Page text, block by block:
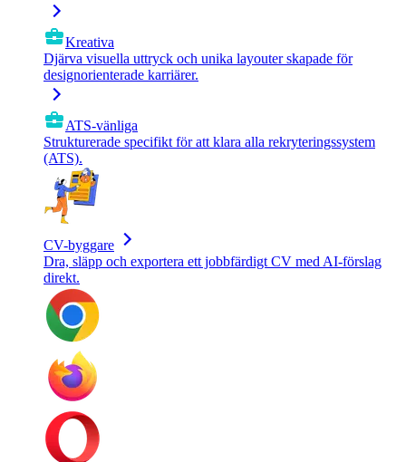
Kreativa
Djärva visuella uttryck och unika layouter skapade för
designorienterade karriärer.
ATS-vänliga
Strukturerade specifikt för att klara alla rekryteringssystem
(ATS).
CV-byggare
Dra, släpp och exportera ett jobbfärdigt CV med AI-förslag
direkt.